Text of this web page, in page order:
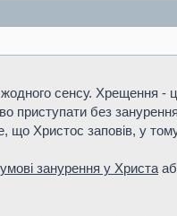
сенсу. Хрещення -
приступати без
Христос заповів, у
занурення у Христа